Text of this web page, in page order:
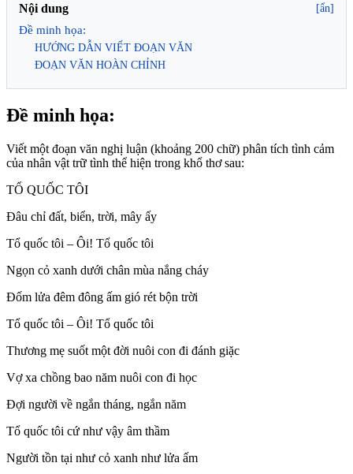
Nội dung [ẩn]
Đề minh họa:
HƯỚNG DẪN VIẾT ĐOẠN VĂN
ĐOẠN VĂN HOÀN CHỈNH
Đề minh họa:
Viết một đoạn văn nghị luận (khoảng 200 chữ) phân tích tình cảm
của nhân vật trữ tình thể hiện trong khổ thơ sau:
TỔ QUỐC TÔI
Đâu chỉ đất, biển, trời, mây ấy
Tổ quốc tôi – Ôi! Tổ quốc tôi
Ngọn cỏ xanh dưới chân mùa nắng cháy
Đốm lửa đêm đông ấm gió rét bộn trời
Tổ quốc tôi – Ôi! Tổ quốc tôi
Thương mẹ suốt một đời nuôi con đi đánh giặc
Vợ xa chồng bao năm nuôi con đi học
Đợi người về ngắn tháng, ngắn năm
Tổ quốc tôi cứ như vậy âm thầm
Người tồn tại như cỏ xanh như lửa ấm